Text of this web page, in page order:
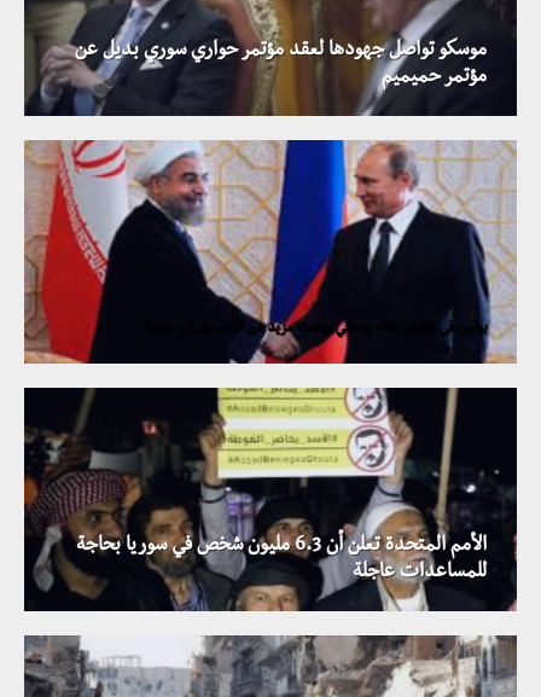
موسكو تواصل جهودها لعقد مؤتمر حواري سوري بديل عن
مؤتمر حميميم
بوتين في طهران للقاء روحاني وبحث مزيد من التنسيق في سوريا
الأمم المتحدة تعلن أن 6.3 مليون شخص في سوريا بحاجة
للمساعدات عاجلة